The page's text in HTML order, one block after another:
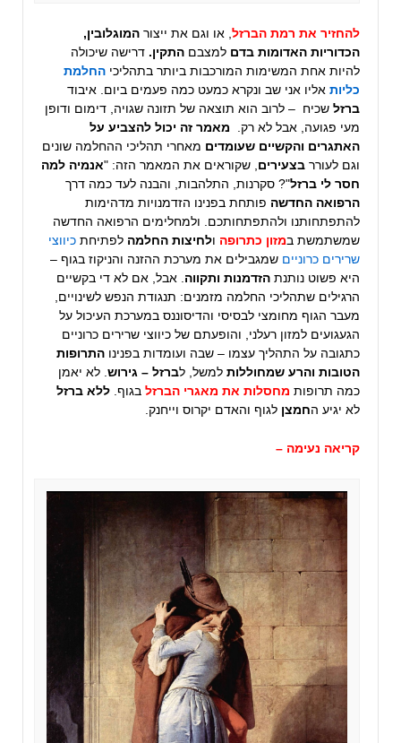
להחזיר את רמת הברזל , או וגם את ייצור המוגלובין,
הכדוריות האדומות בדם למצבם התקין. דרישה שיכולה
להיות אחת המשימות המורכבות ביותר בתהליכי החלמת
כליות אליו אני שב ונקרא כמעט כמה פעמים ביום. איבוד
ברזל שכיח – לרוב הוא תוצאה של תזונה שגויה, דימום ודופן
מעי פגועה, אבל לא רק. מאמר זה יכול להצביע על
האתגרים והקשיים שעומדים מאחרי תהליכי ההחלמה שונים
וגם לעורר בצעירים , שקוראים את המאמר הזה: "אנמיה למה
חסר לי ברזל"? סקרנות, התלהבות, והבנה לעד כמה דרך
הרפואה החדשה פותחת בפנינו הזדמנויות מדהימות
להתפתחותנו ולהתפתחותכם. ולמחלימים הרפואה החדשה
שמשתמשת במזון כתרופה ולחיצות החלמה לפתיחת כיווצי
שרירים כרוניים שמגבילים את מערכת ההזנה והניקוז בגוף –
היא פשוט נותנת הזדמנות ותקווה . אבל, אם לא די בקשיים
הרגילים שתהליכי החלמה מזמנים: תנגודת הנפש לשינויים,
מעבר הגוף מחומצי לבסיסי והדיסוננס במערכת העיכול על
הגעגועים למזון רעלני, והופעתם של כיווצי שרירים כרוניים
כתגובה על התהליך עצמו – שבה ועומדות בפנינו התרופות
הטובות והרע שמחוללות למשל, לברזל – גירוש . לא יאמן
כמה תרופות מחסלות את מאגרי הברזל בגוף. ללא ברזל
לא יגיע החמצן לגוף והאדם יקרוס וייחנק.
קריאה נעימה –